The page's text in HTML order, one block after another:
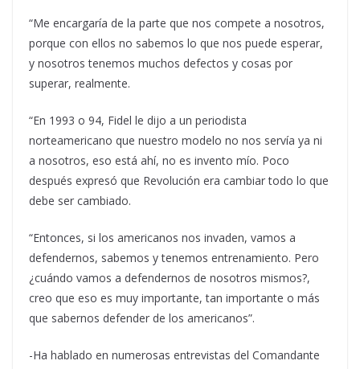
“Me encargaría de la parte que nos compete a nosotros,
porque con ellos no sabemos lo que nos puede esperar,
y nosotros tenemos muchos defectos y cosas por
superar, realmente.
“En 1993 o 94, Fidel le dijo a un periodista
norteamericano que nuestro modelo no nos servía ya ni
a nosotros, eso está ahí, no es invento mío. Poco
después expresó que Revolución era cambiar todo lo que
debe ser cambiado.
“Entonces, si los americanos nos invaden, vamos a
defendernos, sabemos y tenemos entrenamiento. Pero
¿cuándo vamos a defendernos de nosotros mismos?,
creo que eso es muy importante, tan importante o más
que sabernos defender de los americanos”.
-Ha hablado en numerosas entrevistas del Comandante